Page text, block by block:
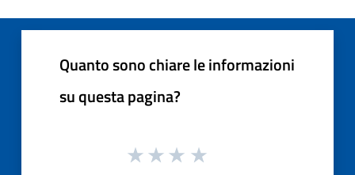
Quanto sono chiare le informazioni
su questa pagina?